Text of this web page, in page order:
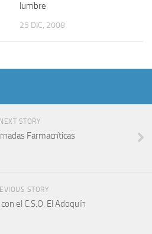
lumbre
25 DIC, 2008
NEXT STORY
Farmacríticas
STORY
el C.S.O. El Adoquín